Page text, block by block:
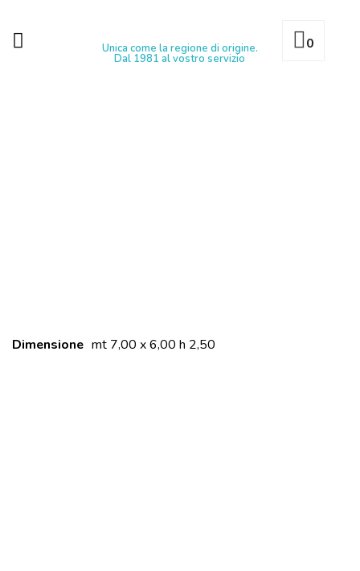
Unica come la regione di origine.
Dal 1981 al vostro servizio
0
Dimensione mt 7,00 x 6,00 h 2,50